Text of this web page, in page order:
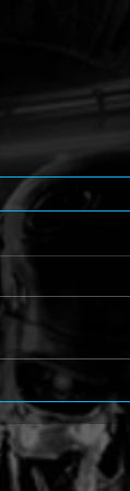
mit
angekündigt